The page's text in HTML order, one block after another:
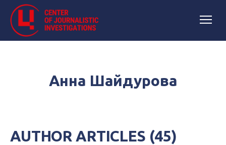
Анна Шайдурова
AUTHOR ARTICLES (45)